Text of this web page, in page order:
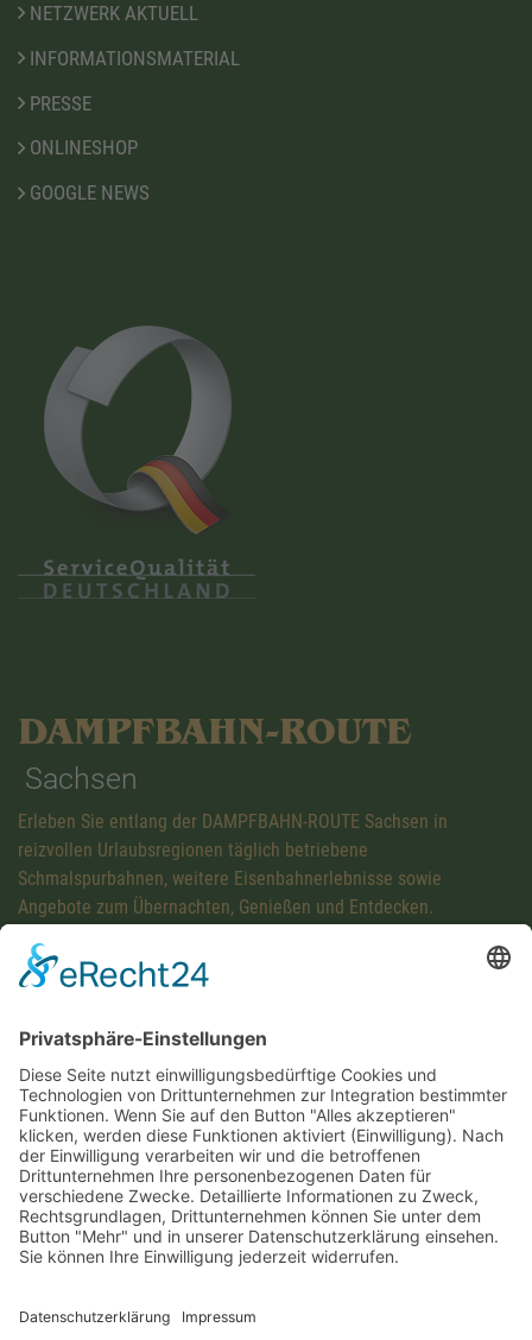
NETZWERK AKTUELL
INFORMATIONSMATERIAL
PRESSE
ONLINESHOP
GOOGLE NEWS
DAMPFBAHN-ROUTE
Sachsen
Erleben Sie entlang der DAMPFBAHN-ROUTE Sachsen in
reizvollen Urlaubsregionen täglich betriebene
Schmalspurbahnen, weitere Eisenbahnerlebnisse sowie
Angebote zum Übernachten, Genießen und Entdecken.